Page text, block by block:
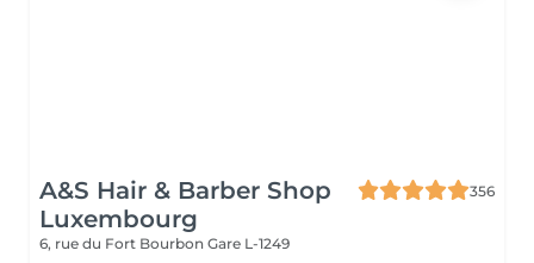
A&S Hair & Barber Shop
Luxembourg
356
6, rue du Fort Bourbon Gare L-1249